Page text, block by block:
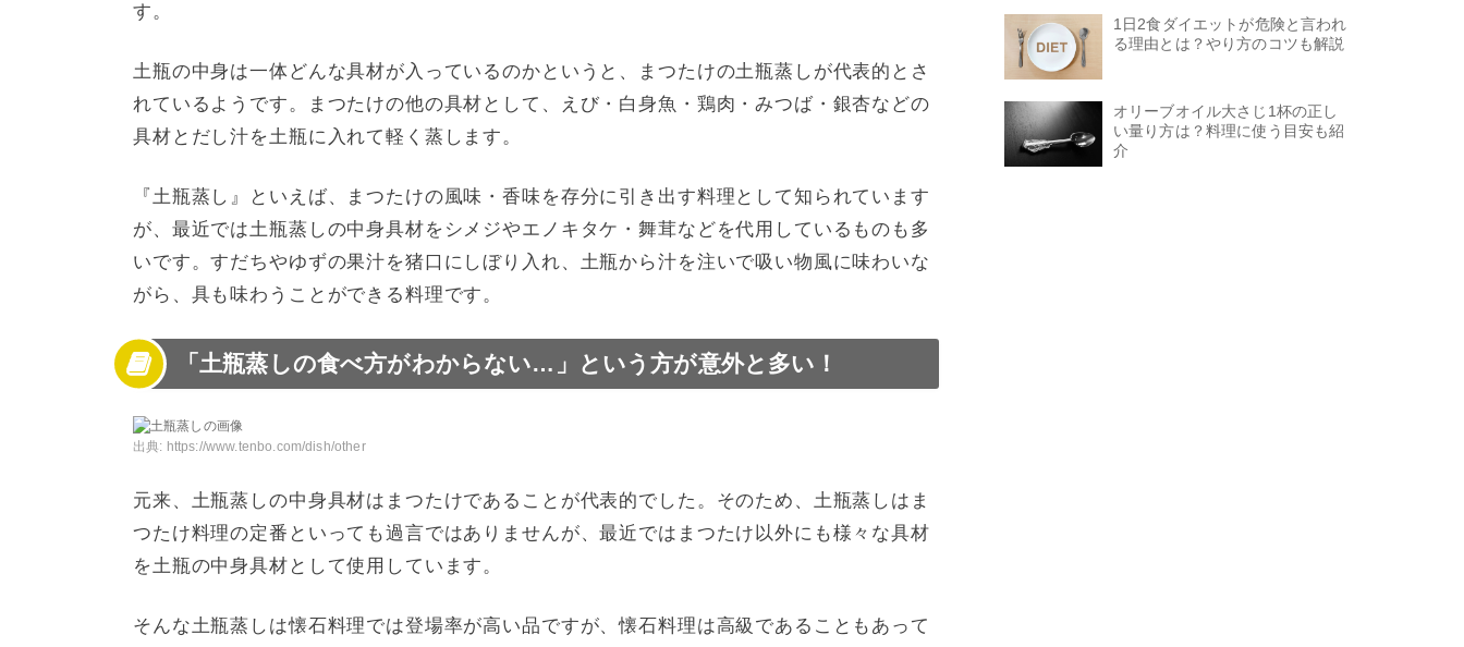
す。
土瓶の中身は一体どんな具材が入っているのかというと、まつたけの土瓶蒸しが代表的とさ
れているようです。まつたけの他の具材として、えび・白身魚・鶏肉・みつば・銀杏などの
具材とだし汁を土瓶に入れて軽く蒸します。
『土瓶蒸し』といえば、まつたけの風味・香味を存分に引き出す料理として知られています
が、最近では土瓶蒸しの中身具材をシメジやエノキタケ・舞茸などを代用しているものも多
いです。すだちやゆずの果汁を猪口にしぼり入れ、土瓶から汁を注いで吸い物風に味わいな
がら、具も味わうことができる料理です。
「土瓶蒸しの食べ方がわからない…」という方が意外と多い！
出典: https://www.tenbo.com/dish/other
元来、土瓶蒸しの中身具材はまつたけであることが代表的でした。そのため、土瓶蒸しはま
つたけ料理の定番といっても過言ではありませんが、最近ではまつたけ以外にも様々な具材
を土瓶の中身具材として使用しています。
そんな土瓶蒸しは懐石料理では登場率が高い品ですが、懐石料理は高級であることもあって
1日2食ダイエットが危険と言われ
る理由とは？やり方のコツも解説
オリーブオイル大さじ1杯の正し
い量り方は？料理に使う目安も紹
介